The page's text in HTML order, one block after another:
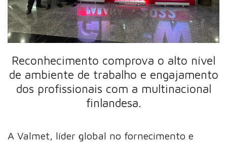
Reconhecimento comprova o alto nível
de ambiente de trabalho e engajamento
dos profissionais com a multinacional
finlandesa.
A Valmet, líder global no fornecimento e